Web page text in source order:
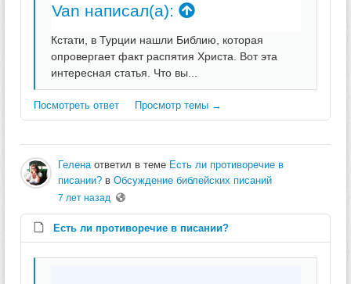
Van написал(а):
Кстати, в Турции нашли Библию, которая
опровергает факт распятия Христа. Вот эта
интересная статья. Что вы...
Посмотреть ответ Просмотр темы →
Геленаответил в теме Есть ли противоречие в
писании? в Обсуждение библейских писаний
7 лет назад
Есть ли противоречие в писании?